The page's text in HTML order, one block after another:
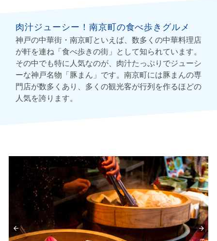
肉汁ジューシー！南京町の食べ歩きグルメ
神戸の中華街・南京町といえば、数多くの中華料理店
が軒を連ね「食べ歩きの街」として知られています。
その中でも特に人気なのが、肉汁たっぷりでジューシ
ーな神戸名物「豚まん」です。南京町には豚まんの専
門店が数多くあり、多くの観光客が行列を作るほどの
人気を誇ります。